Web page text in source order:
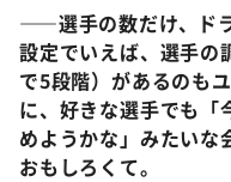
――選手の数だけ、ド
設定でいえば、選手の
で5段階）があるのも
に、好きな選手でも「
めようかな」みたいな
おもしろくて。